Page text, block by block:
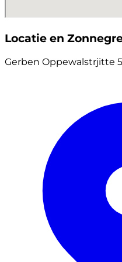
Locatie en
Gerben Oppewalstrjitte